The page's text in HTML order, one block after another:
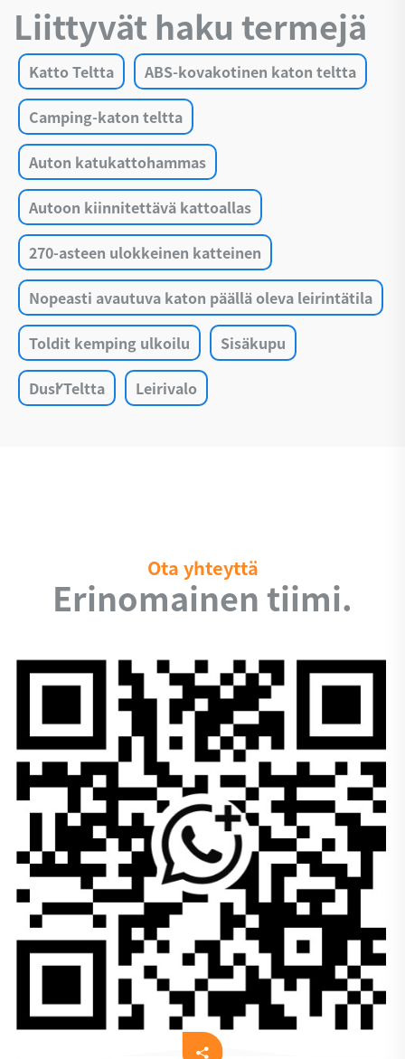
Liittyvät haku termejä
Katto Teltta ABS-kovakotinen katon teltta
Camping-katon teltta
Auton katukattohammas
Autoon kiinnitettävä kattoallas
270-asteen ulokkeinen katteinen
Nopeasti avautuva katon päällä oleva leirintätila
Toldit kemping ulkoilu Sisäkupu
Duši Teltta Leirivalo
Ota yhteyttä
Erinomainen tiimi.